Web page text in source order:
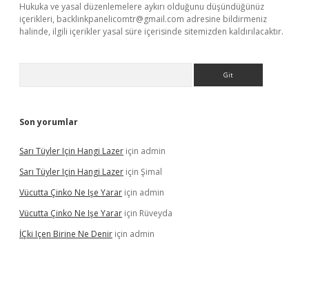
Hukuka ve yasal düzenlemelere aykırı olduğunu düşündüğünüz
içerikleri, backlinkpanelicomtr@gmail.com adresine bildirmeniz
halinde, ilgili içerikler yasal süre içerisinde sitemizden kaldırılacaktır.
Son yorumlar
Sarı Tüyler Için Hangi Lazer için admin
Sarı Tüyler Için Hangi Lazer için Şimal
Vücutta Çinko Ne Işe Yarar için admin
Vücutta Çinko Ne Işe Yarar için Rüveyda
İÇki Içen Birine Ne Denir için admin